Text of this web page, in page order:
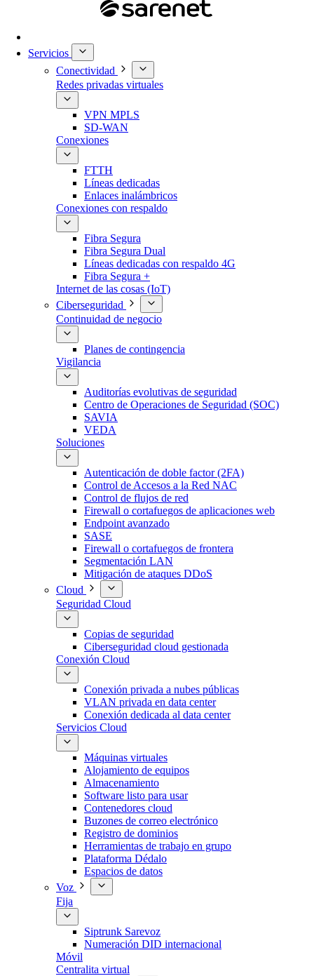
Servicios
Conectividad
Redes privadas virtuales
VPN MPLS
SD-WAN
Conexiones
FTTH
Líneas dedicadas
Enlaces inalámbricos
Conexiones con respaldo
Fibra Segura
Fibra Segura Dual
Líneas dedicadas con respaldo 4G
Fibra Segura +
Internet de las cosas (IoT)
Ciberseguridad
Continuidad de negocio
Planes de contingencia
Vigilancia
Auditorías evolutivas de seguridad
Centro de Operaciones de Seguridad (SOC)
SAVIA
VEDA
Soluciones
Autenticación de doble factor (2FA)
Control de Accesos a la Red NAC
Control de flujos de red
Firewall o cortafuegos de aplicaciones web
Endpoint avanzado
SASE
Firewall o cortafuegos de frontera
Segmentación LAN
Mitigación de ataques DDoS
Cloud
Seguridad Cloud
Copias de seguridad
Ciberseguridad cloud gestionada
Conexión Cloud
Conexión privada a nubes públicas
VLAN privada en data center
Conexión dedicada al data center
Servicios Cloud
Máquinas virtuales
Alojamiento de equipos
Almacenamiento
Software listo para usar
Contenedores cloud
Buzones de correo electrónico
Registro de dominios
Herramientas de trabajo en grupo
Plataforma Dédalo
Espacios de datos
Voz
Fija
Siptrunk Sarevoz
Numeración DID internacional
Móvil
Centralita virtual